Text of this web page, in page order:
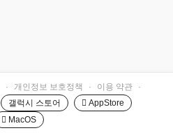
· 개인정보 보호정책 · 이용 약관
·
갤럭시 스토어
 AppStore
 MacOS